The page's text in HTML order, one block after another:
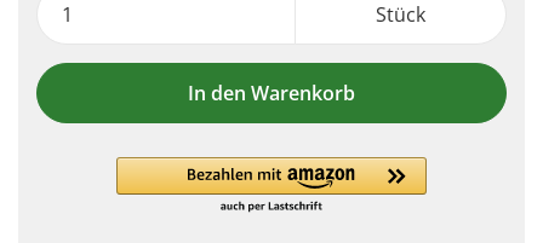
Stück
In den Warenkorb